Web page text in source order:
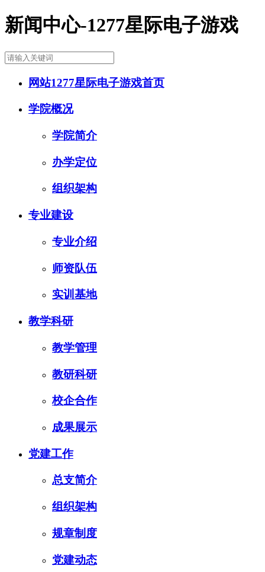
新闻中心-1277星际电子游戏
网站1277星际电子游戏首页
学院概况
学院简介
办学定位
组织架构
专业建设
专业介绍
师资队伍
实训基地
教学科研
教学管理
教研科研
校企合作
成果展示
党建工作
总支简介
组织架构
规章制度
党建动态